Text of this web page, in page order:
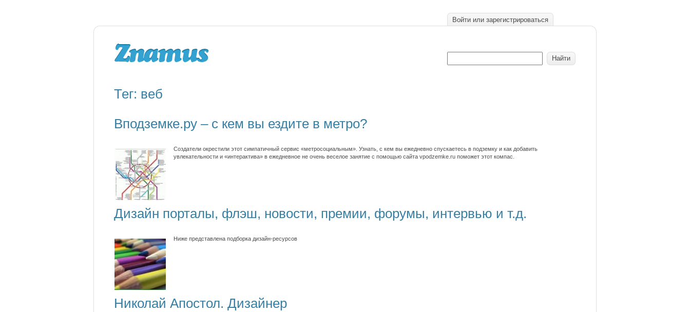
Войти или зарегистрироваться
Тег: веб
Вподземке.ру – с кем вы ездите в метро?
Создатели окрестили этот симпатичный сервис «метросоциальным». Узнать, с кем вы ежедневно спускаетесь в подземку и как добавить
увлекательности и «интерактива» в ежедневное не очень веселое занятие с помощью сайта vpodzemke.ru поможет этот компас.
Дизайн порталы, флэш, новости, премии, форумы, интервью и т.д.
Ниже представлена подборка дизайн-ресурсов
Николай Апостол. Дизайнер